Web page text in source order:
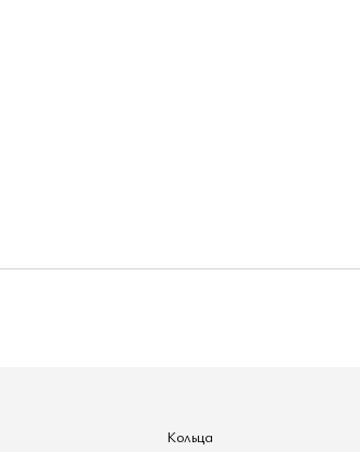
Кольца